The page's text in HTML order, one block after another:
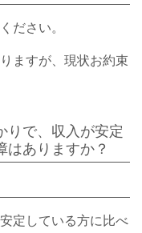
ださい。
ますが、現状お約束
りで、収入が安定
はありますか？
定している方に比べ